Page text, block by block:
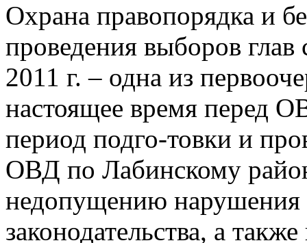
Охрана правопорядка и
проведения выборов глав
2011 г. – одна из
настоящее время перед
период подго-товки и
ОВД по Лабинскому
недопущению нарушения
законодательства, а